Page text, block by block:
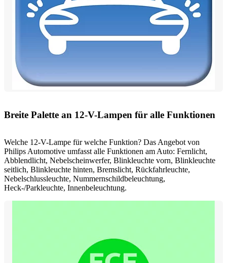
Breite Palette an 12-V-Lampen für alle Funktionen
Welche 12-V-Lampe für welche Funktion? Das Angebot von
Philips Automotive umfasst alle Funktionen am Auto: Fernlicht,
Abblendlicht, Nebelscheinwerfer, Blinkleuchte vorn, Blinkleuchte
seitlich, Blinkleuchte hinten, Bremslicht, Rückfahrleuchte,
Nebelschlussleuchte, Nummernschildbeleuchtung,
Heck-/Parkleuchte, Innenbeleuchtung.